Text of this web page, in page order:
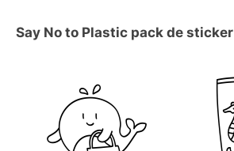
Say No to Plastic pack de sticker